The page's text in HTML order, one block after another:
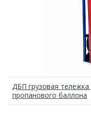
ДБП грузовая
пропанового баллона